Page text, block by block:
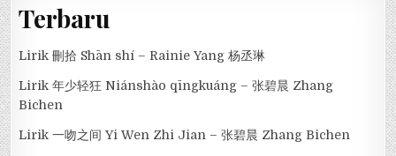
Terbaru
Lirik 刪拾 Shān shí – Rainie Yang 杨丞琳
Lirik 年少轻狂 Niánshào qīngkuáng – 张碧晨 Zhang
Bichen
Lirik 一吻之间 Yi Wen Zhi Jian – 张碧晨 Zhang Bichen